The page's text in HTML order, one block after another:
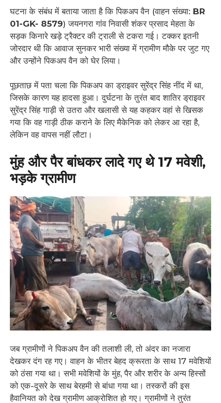
घटना के संबंध में बताया जाता है कि पिकअप वैन (वाहन संख्या: BR
01-GK- 8579) जयनगरा गांव निवासी शंकर प्रसाद मेहता के
सड़क किनारे खड़े ट्रैक्टर की ट्राली से टकरा गई। टक्कर इतनी
जोरदार थी कि आवाज सुनकर भारी संख्या में ग्रामीण मौके पर जुट गए
और उन्होंने पिकअप वैन को घेर लिया।
पूछताछ में पता चला कि पिकअप का ड्राइवर सुरेंद्र सिंह नींद में था,
जिसके कारण यह हादसा हुआ। दुर्घटना के तुरंत बाद शातिर ड्राइवर
सुरेंद्र सिंह गाड़ी से उतरा और खलासी से यह कहकर वहां से खिसक
गया कि वह गाड़ी ठीक कराने के लिए मैकेनिक को लेकर आ रहा है,
लेकिन वह वापस नहीं लौटा।
मुंह और पैर बांधकर लादे गए थे 17 मवेशी,
भड़के ग्रामीण
जब ग्रामीणों ने पिकअप वैन की तलाशी ली, तो अंदर का नजारा
देखकर दंग रह गए। वाहन के भीतर बेहद क्रूरता के साथ 17 मवेशियों
को ठंसा गया था। सभी मवेशियों के मुंह, पैर और शरीर के अन्य हिस्सों
को एक-दूसरे के साथ बेरहमी से बांधा गया था। तस्करों की इस
हैवानियत को देख ग्रामीण आक्रोशित हो गए। ग्रामीणों ने तुरंत